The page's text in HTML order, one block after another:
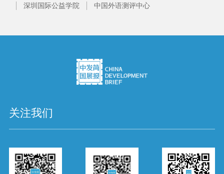
深圳国际公益学院 中国外语测评中心
关注我们